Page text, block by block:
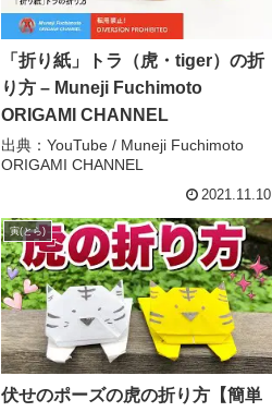
「折り紙」トラ（虎・tiger）の折
り方 – Muneji Fuchimoto
ORIGAMI CHANNEL
出典：YouTube / Muneji Fuchimoto
ORIGAMI CHANNEL
2021.11.10
寅(とら)
伏せのポーズの虎の折り方【簡単